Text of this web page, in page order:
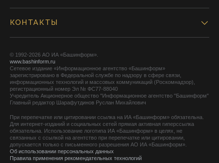
КОНТАКТЫ
© 1992-2026 АО ИА «Башинформ».
www.bashinform.ru
Сетевое издание «Информационное агентство «Башинформ»
зарегистрировано в Федеральной службе по надзору в сфере связи,
информационных технологий и массовых коммуникаций (Роскомнадзор),
регистрационный номер Эл № ФС77-88040
Учредитель Акционерное общество "Информационное агентство "Башинформ"
Главный редактор Шарафутдинов Руслан Михайлович
При перепечатке или цитировании ссылка на ИА «Башинформ» обязательна.
Для интернет-изданий и социальных сетей прямая активная гиперссылка
обязательна. Использование логотипа ИА «Башинформ» в целях, не
связанных с ссылкой на агентство при перепечатке или цитировании,
допускается только с письменного разрешения АО ИА «Башинформ».
Об использовании персональных данных
Правила применения рекомендательных технологий